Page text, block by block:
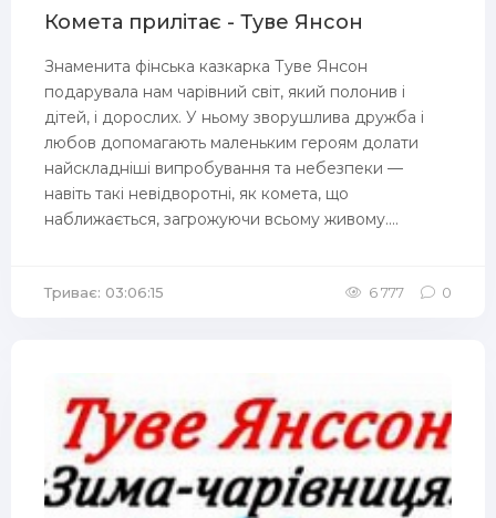
Комета прилітає - Туве Янсон
Знаменита фінська казкарка Туве Янсон
подарувала нам чарівний світ, який полонив і
дітей, і дорослих. У ньому зворушлива дружба і
любов допомагають маленьким героям долати
найскладніші випробування та небезпеки —
навіть такі невідворотні, як комета, що
наближається, загрожуючи всьому живому....
Триває: 03:06:15 6 777 0